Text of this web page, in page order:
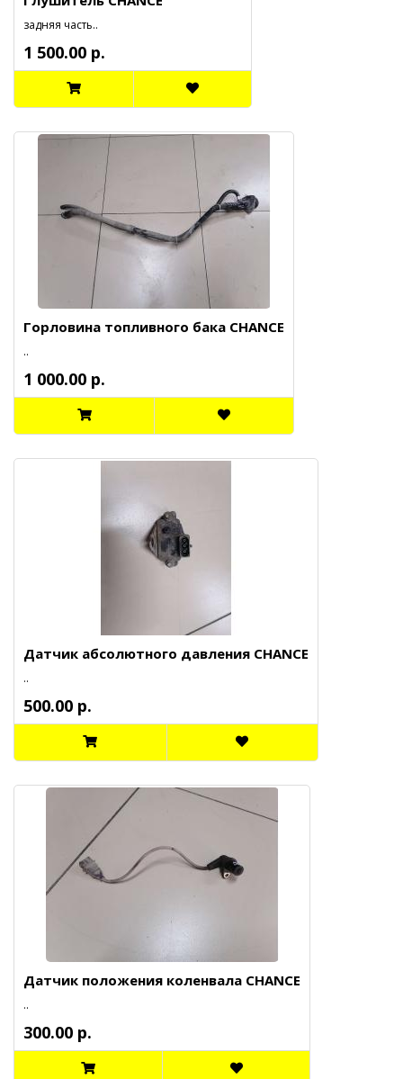
задняя часть..
1 500.00 р.
Горловина топливного бака CHANCE
..
1 000.00 р.
Датчик абсолютного давления CHANCE
..
500.00 р.
Датчик положения коленвала CHANCE
..
300.00 р.